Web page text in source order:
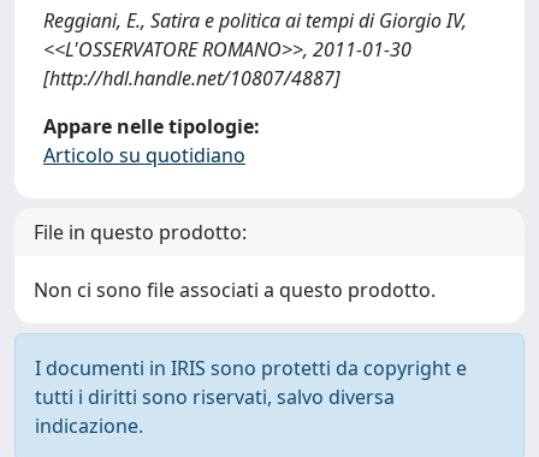
Reggiani, E., Satira e politica ai tempi di Giorgio IV,
<<L'OSSERVATORE ROMANO>>, 2011-01-30
[http://hdl.handle.net/10807/4887]
Appare nelle tipologie:
Articolo su quotidiano
File in questo prodotto:
Non ci sono file associati a questo prodotto.
I documenti in IRIS sono protetti da copyright e
tutti i diritti sono riservati, salvo diversa
indicazione.